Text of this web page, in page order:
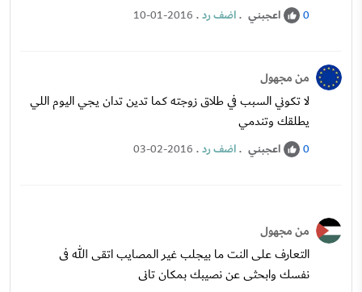
0 اعجبني .اضف رد.
10-01-2016
من مجهول
لا تكوني السبب في طلاق زوجته كما تدين تدان يجي اليوم اللي
يطلقك وتندمي
0 اعجبني .اضف رد.
03-02-2016
من مجهول
التعارف على النت ما بيجلب غير المصايب اتقى الله فى
نفسك وابحثى عن نصيبك بمكان تانى